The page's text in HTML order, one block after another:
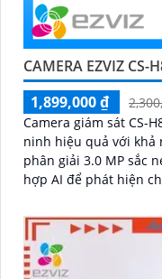
CAMERA EZVIZ CS-
1,899,000 ₫
Camera giám sát CS-
ninh hiệu quả với khả
phân giải 3.0 MP sắc
hợp AI để phát hiện